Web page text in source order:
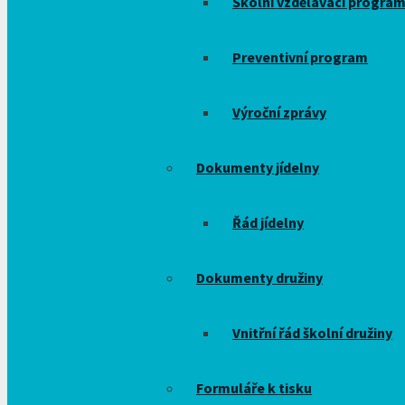
Preventivní program
Výroční zprávy
Dokumenty jídelny
Řád jídelny
Dokumenty družiny
Vnitřní řád školní družiny
Formuláře k tisku